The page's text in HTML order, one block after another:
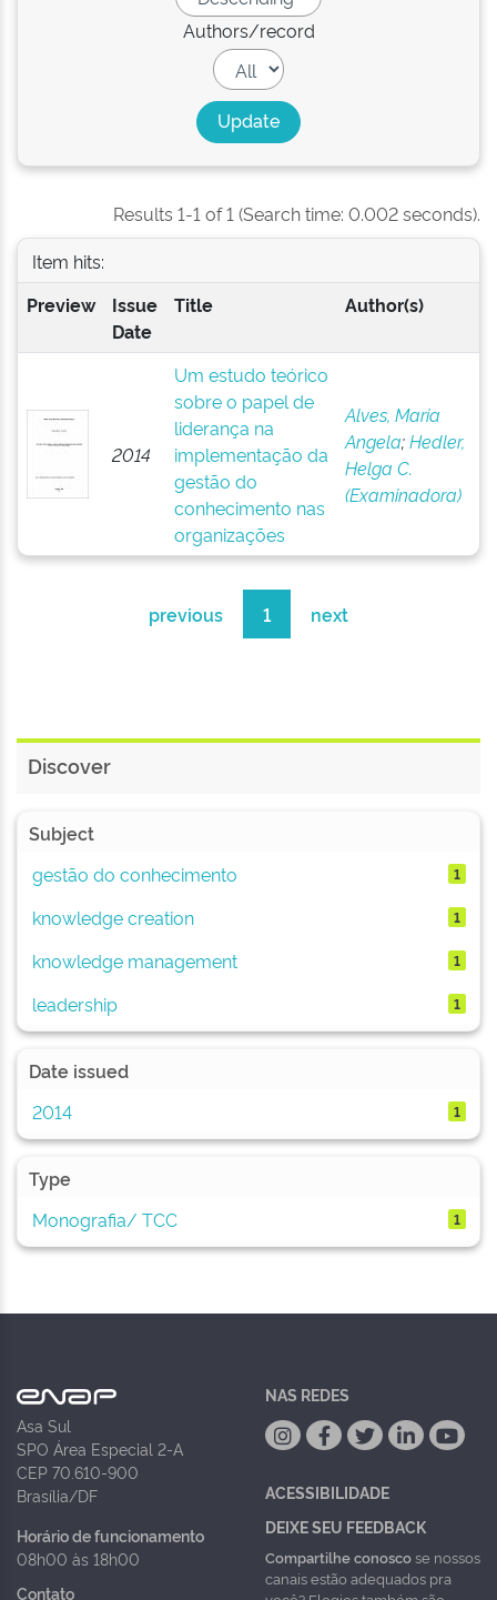
Authors/record
Results 1-1 of 1 (Search time: 0.002 seconds).
Item hits:
Preview
Issue
Date
Title Author(s)
2014
Um estudo teórico
sobre o papel de
liderança na
implementação da
gestão do
conhecimento nas
organizações
Alves, Maria
Angela;Hedler,
Helga C.
(Examinadora)
previous 1 next
Discover
Subject
gestão do conhecimento
1
knowledge creation 1
knowledge management 1
leadership 1
Date issued
2014
1
Type
Monografia/ TCC
1
Asa Sul
SPO Área Especial 2-A
CEP 70.610-900
Brasília/DF
Horário de funcionamento
08h00 às 18h00
Contato
NAS REDES
ACESSIBILIDADE
DEIXE SEU FEEDBACK
Compartilhe conoscose nossos
canais estão adequados pra